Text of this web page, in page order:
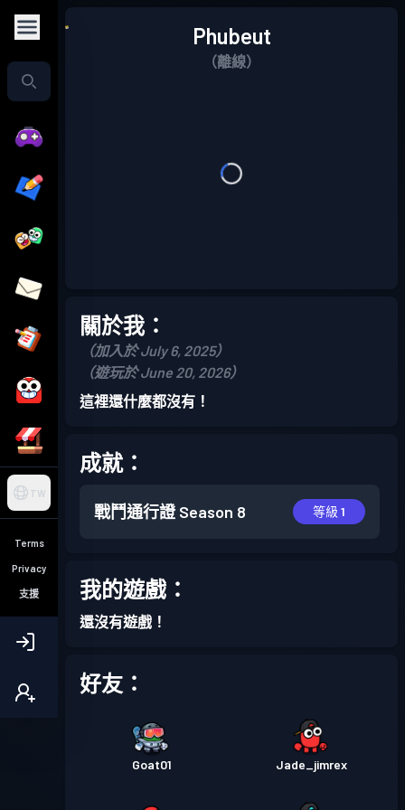
TW
Terms
Privacy
支援
Phubeut
（離線）
關於我：
（加入於 July 6, 2025）
（遊玩於 June 20, 2026）
這裡還什麼都沒有！
成就：
戰鬥通行證 Season 8 等級 1
我的遊戲：
還沒有遊戲！
好友：
Goat01 Jade_jimrex